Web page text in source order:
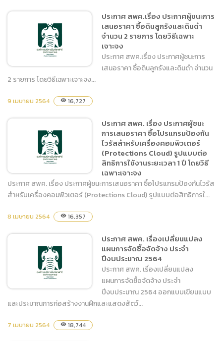
และไม้ฟาก จำนวน 2 รายการ
โดยวิธีเฉพาะเจาะจง
ประกาศ สพค.เรื่อง ประกาศผู้
ลูกรังและดินดำ จำนวน 2
รายการ โดยวิธีเฉพาะเจาะจง
ประกาศ สพค.เรื่อง ประกาศผู้ชนะการ
เสนอราคา ซื้อดินลูกรังและดินดำ
จำนวน 2 รายการ โดยวิธีเฉพาะ
เจาะจง
ประกาศ สพค.เรื่อง ประกาศผู้ชนะการ
เสนอราคา ซื้อดินลูกรังและดินดำ จำนวน
2 รายการ โดยวิธีเฉพาะเจาะจง...
9 เมษายน 2564 visibility 16,727
ชนะการเสนอราคา ซื้อ
โปรแกรมป้องกันไวรัสสำหรับ
(Protections Cloud) รูป
แบบต่อสิทธิการใช้งานระยะ
เวลา 1 ปี โดยวิธีเฉพาะเจาะจง
ประกาศ สพค. เรื่อง ประกาศผู้ชนะ
การเสนอราคา ซื้อโปรแกรมป้องกัน
ไวรัสสำหรับเครื่องคอมพิวเตอร์
(Protections Cloud) รูปแบบต่อ
สิทธิการใช้งานระยะเวลา 1 ปี โดยวิธี
เฉพาะเจาะจง
ประกาศ สพค. เรื่อง ประกาศผู้ชนะการเสนอราคา ซื้อโปรแกรมป้องกันไวรัส
สำหรับเครื่องคอมพิวเตอร์ (Protections Cloud) รูปแบบต่อสิทธิการใ...
8 เมษายน 2564 visibility 16,357
ประกาศ สพค. เรื่อง
ประกาศ สพค. เรื่องเปลี่ยนแปลง
แผนการจัดซื้อจัดจ้าง ประจำ
ปีงบประมาณ 2564
ประกาศ สพค. เรื่องเปลี่ยนแปลง
แผนการจัดซื้อจัดจ้าง ประจำ
ปีงบประมาณ 2564 ออกแบบเขียนแบบ
และประมาณการก่อสร้างงานฝึกและแสดงสัตว์...
7 เมษายน 2564 visibility 18,744